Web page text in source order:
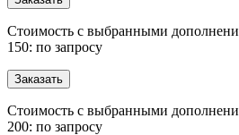
Стоимость с выбранными
150: по запросу
Заказать
Стоимость с выбранными
200: по запросу